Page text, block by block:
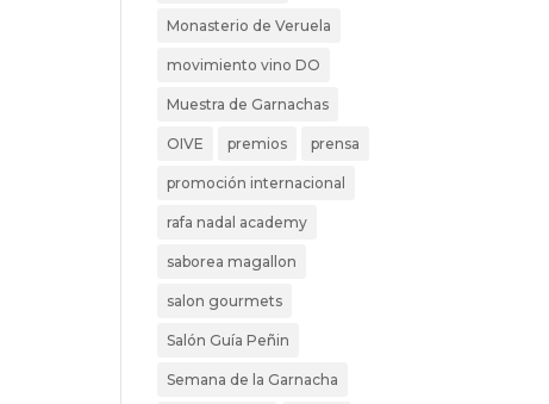
Monasterio de Veruela
movimiento vino DO
Muestra de Garnachas
OIVE premios prensa
promoción internacional
rafa nadal academy
saborea magallon
salon gourmets
Salón Guía Peñin
Semana de la Garnacha